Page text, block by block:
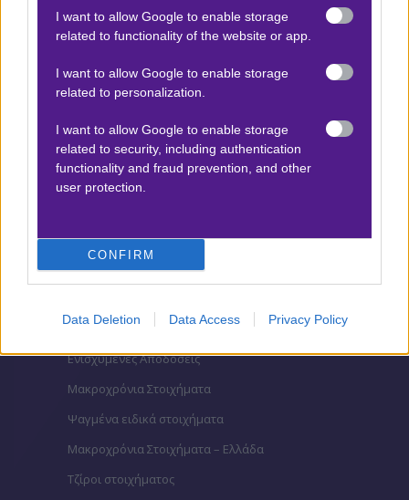
I want to allow Google to enable storage
related to functionality of the website or app.
I want to allow Google to enable storage
related to personalization.
I want to allow Google to enable storage
related to security, including authentication
functionality and fraud prevention, and other
user protection.
CONFIRM
Data Deletion Data Access Privacy Policy
Βαθμολογίες Aγγλία – Premier league
Βαθμολογίες Γερμανίας – Bundesliga
Βαθμολογίες Ισπανίας- La liga
Βαθμολογίες Ιταλίας- Serie A
Βαθμολογίες Γαλλίας-League 1
Κουπόνι στοιχήματος ΟΠΑΠ
Αναλύσεις αγώνων
Ενισχυμένες Αποδόσεις
Μακροχρόνια Στοιχήματα
Ψαγμένα ειδικά στοιχήματα
Μακροχρόνια Στοιχήματα – Ελλάδα
Τζίροι στοιχήματος